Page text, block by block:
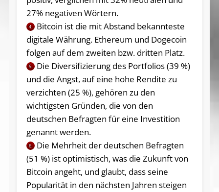
27% negativen Wörtern.
4.
Bitcoin ist die mit Abstand bekannteste
digitale Währung. Ethereum und Dogecoin
folgen auf dem zweiten bzw. dritten Platz.
5.
Die Diversifizierung des Portfolios (39 %)
und die Angst, auf eine hohe Rendite zu
verzichten (25 %), gehören zu den
wichtigsten Gründen, die von den
deutschen Befragten für eine Investition
genannt werden.
6.
Die Mehrheit der deutschen Befragten
(51 %) ist optimistisch, was die Zukunft von
Bitcoin angeht, und glaubt, dass seine
Popularität in den nächsten Jahren steigen